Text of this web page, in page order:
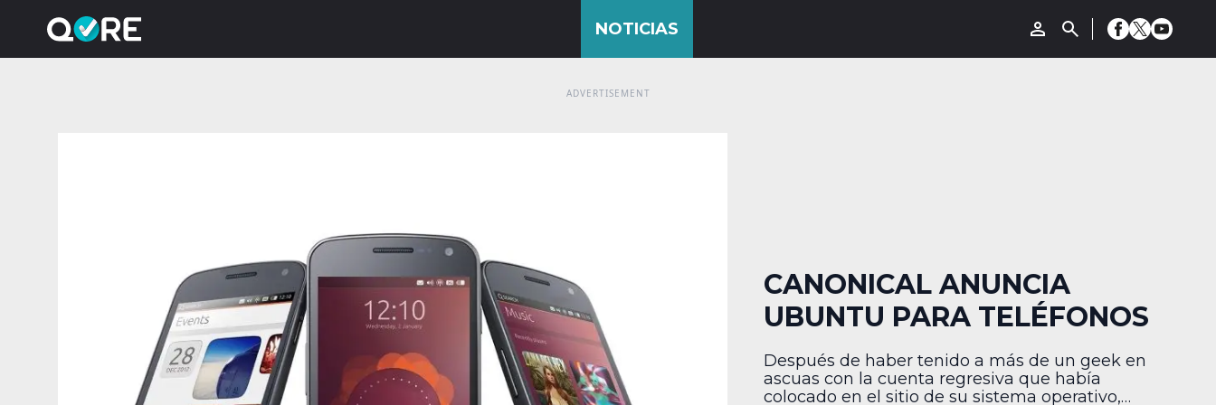
CANONICAL ANUNCIA
UBUNTU PARA TELÉFONOS
Después de haber tenido a más de un geek en
ascuas con la cuenta regresiva que había
colocado en el sitio de su sistema operativo,